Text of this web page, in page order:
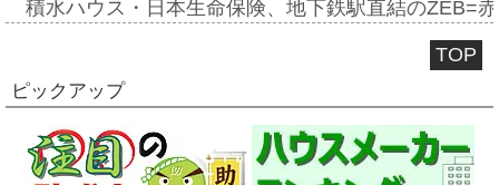
積水ハウス・日本生命保険、地下鉄駅直結のZEB=
TOP
ピックアップ